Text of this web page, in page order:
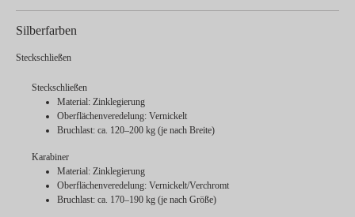
Silberfarben
Steckschließen
Steckschließen
Material: Zinklegierung
Oberflächenveredelung: Vernickelt
Bruchlast: ca. 120–200 kg (je nach Breite)
Karabiner
Material: Zinklegierung
Oberflächenveredelung: Vernickelt/Verchromt
Bruchlast: ca. 170–190 kg (je nach Größe)